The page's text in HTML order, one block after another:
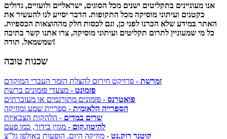
אנו מעוניינים בתקליטים ישנים מכל הסוגים, ישראליים ולועזיים, גדולים
כקטנים ועיתוני מוסיקה מכל התקופות. הדבר יסייע לנו להעשיר את
האתר במידע שלא הכרנו לפני כן, וגם לכסות חלק מההוצאות הכספיות.
כל מי שמעוניין לתרום תקליטים ועיתוני מוסיקה, צרו אתנו קשר בתיבה
שמשמאל. תודה!
שכנות טובה
זמרשת - פרויקט חירום להצלת הזמר העברי המוקדם
פזמונט - מצעדי פזמונים ברשת
פואטרנס - פזמונים מתורגמים או מעוברתים
הספרייה הלאומית - ספריית שמע ומוזיקה
שרים במדים - הלהקות הצבאיות
להיטון.קום - מגזין בידור, כמו פעם
קוטנר רוק.נט - מוזיקה היום, הופעות באולפן גל"צ